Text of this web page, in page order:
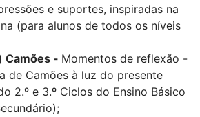
e suportes, inspiradas na
(para alunos de todos os níveis
Camões - Momentos de reflexão -
de Camões à luz do presente
2.º e 3.º Ciclos do Ensino Básico